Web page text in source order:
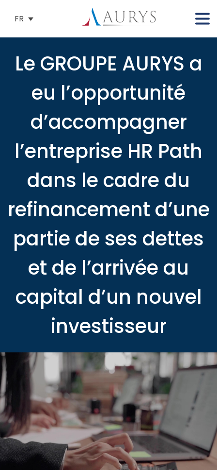
FR
Le GROUPE AURYS a
eu l’opportunité
d’accompagner
l’entreprise HR Path
dans le cadre du
refinancement d’une
partie de ses dettes
et de l’arrivée au
capital d’un nouvel
investisseur